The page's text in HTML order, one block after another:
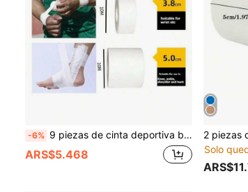
-6% 9 piezas de cinta deportiva blanca, vendaje adhesivo deportivo sin residuos, fácil de desprender, adecuado para todos los atletas y entusiastas del fitness, vendaje elástico para muñeca y brazo
ARS$5.468
Solo